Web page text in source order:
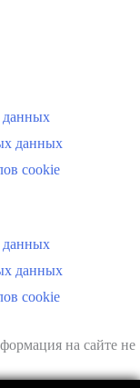
данных
данных
cookie
данных
данных
cookie
на сайте не